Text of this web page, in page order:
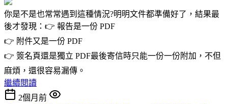
你是不是也常常遇到這種情況?明明文件都準備好了，結果最
後才發現：👉 報告是一份 PDF
👉 附件又是一份 PDF
👉 簽名頁還是獨立 PDF最後寄信時只能一份一份附加，不但
麻煩，還很容易漏傳。
繼續閱讀
2個月前